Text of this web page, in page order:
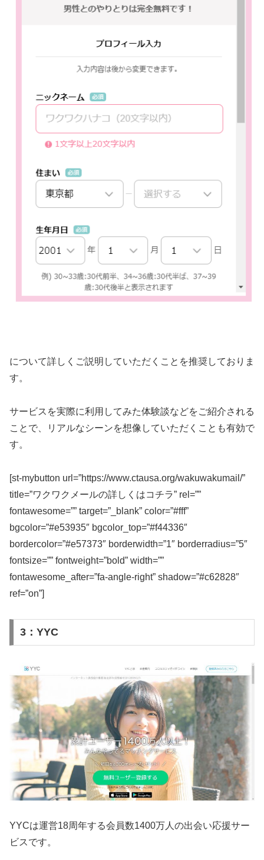
について詳しくご説明していただくことを推奨しておりま
す。
サービスを実際に利用してみた体験談などをご紹介される
ことで、リアルなシーンを想像していただくことも有効で
す。
[st-mybutton url=”https://www.ctausa.org/wakuwakumail/”
title=”ワクワクメールの詳しくはコチラ” rel=””
fontawesome=”” target=”_blank” color=”#fff”
bgcolor=”#e53935″ bgcolor_top=”#f44336″
bordercolor=”#e57373″ borderwidth=”1″ borderradius=”5″
fontsize=”” fontweight=”bold” width=””
fontawesome_after=”fa-angle-right” shadow=”#c62828″
ref=”on”]
3：YYC
YYCは運営18周年する会員数1400万人の出会い応援サー
ビスです。